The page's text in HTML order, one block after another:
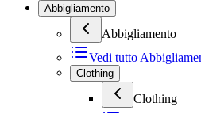
Abbigliamento
Abbigliamento
Vedi tutto
Clothing
Clothing